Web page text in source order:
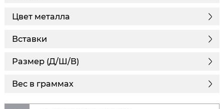
Цвет металла
Вставки
Размер (Д/Ш/В)
Вес в граммах